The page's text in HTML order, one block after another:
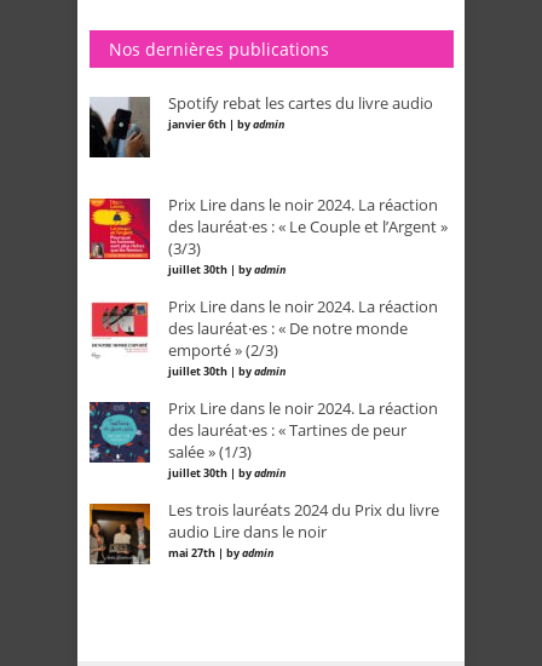
Nos dernières publications
Spotify rebat les cartes du livre audio
janvier 6th | byadmin
Prix Lire dans le noir 2024. La réaction
des lauréat·es : « Le Couple et l’Argent »
(3/3)
juillet 30th | byadmin
Prix Lire dans le noir 2024. La réaction
des lauréat·es : « De notre monde
emporté » (2/3)
juillet 30th | byadmin
Prix Lire dans le noir 2024. La réaction
des lauréat·es : « Tartines de peur
salée » (1/3)
juillet 30th | byadmin
Les trois lauréats 2024 du Prix du livre
audio Lire dans le noir
mai 27th | byadmin